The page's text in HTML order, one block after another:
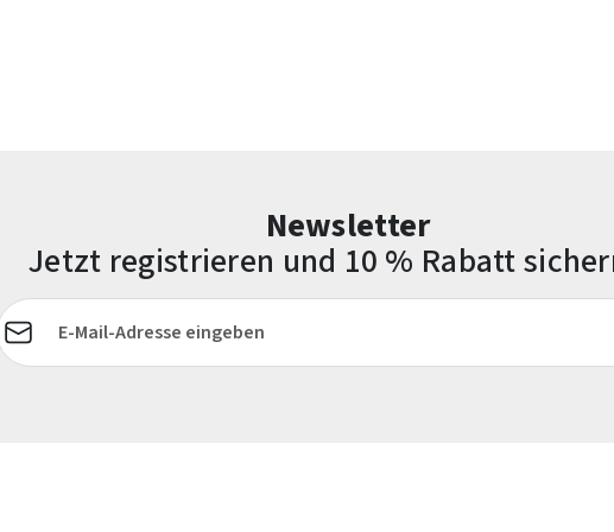
Newsletter
Jetzt registrieren und 10 % Rabatt
E-Mail-Adresse*